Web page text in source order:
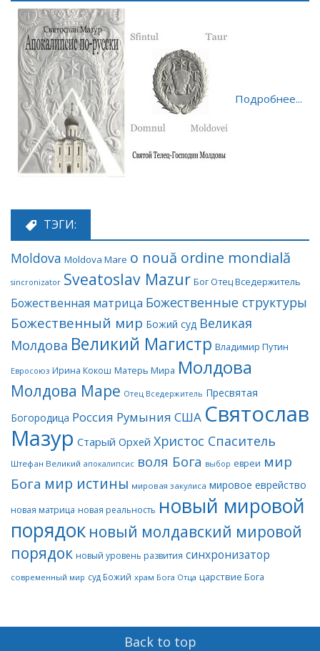
Подробнее...
ТЭГИ:
Moldova Moldova Mare o nouă ordine mondială
sincronizator Sveatoslav Mazur Бог Отец Вседержитель
Божественная матрица Божественные структуры
Божественный мир Божий суд Великая
Молдова Великий Магистр Владимир Путин
Евросоюз Ирина Кокош Матерь Мира Молдова
Молдова Маре Отец Вседержитель Пресвятая
Богородица Россия Румыния США Святослав
Мазур Старый Орхей Христос Спаситель
Штефан Великий апокалипсис воля Бога выбор евреи мир
Бога мир истины мировая закулиса мировое еврейство
новая матрица новая реальность новый мировой
порядок новый молдавский мировой
порядок новый уровень развития синхронизатор
современный мир суд Божий храм Бога Отца царствие Бога
Back to top